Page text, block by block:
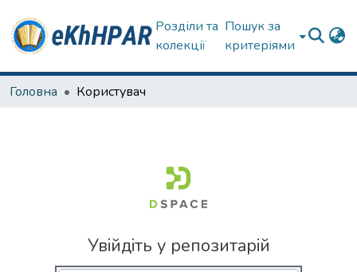
Розділи та
колекції
Пошук за
критеріями
Головна Користувач
Увійдіть у репозитарій